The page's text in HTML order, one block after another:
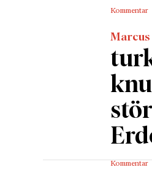
Kommentar
Marcus
Kommentar